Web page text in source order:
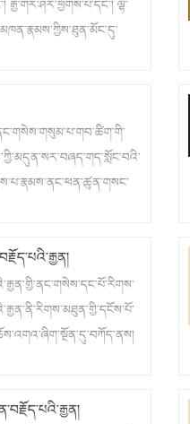
རྒྱ་གར་ཤར་ཕྱོགས་པ་དང་། ལྷོ་
ནང་གསེས་སུ་རྒྱན་སུམ་ཅུ་
རང་དང་མི་མཐུན་པའི་ཕ་རོལ་